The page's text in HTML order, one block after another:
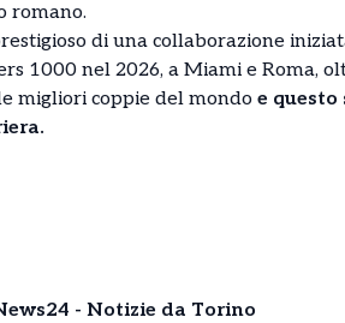
romano.
di una collaborazione
1000 nel 2026, a Miami e Roma,
migliori coppie del mondo e questo
- Notizie da Torino